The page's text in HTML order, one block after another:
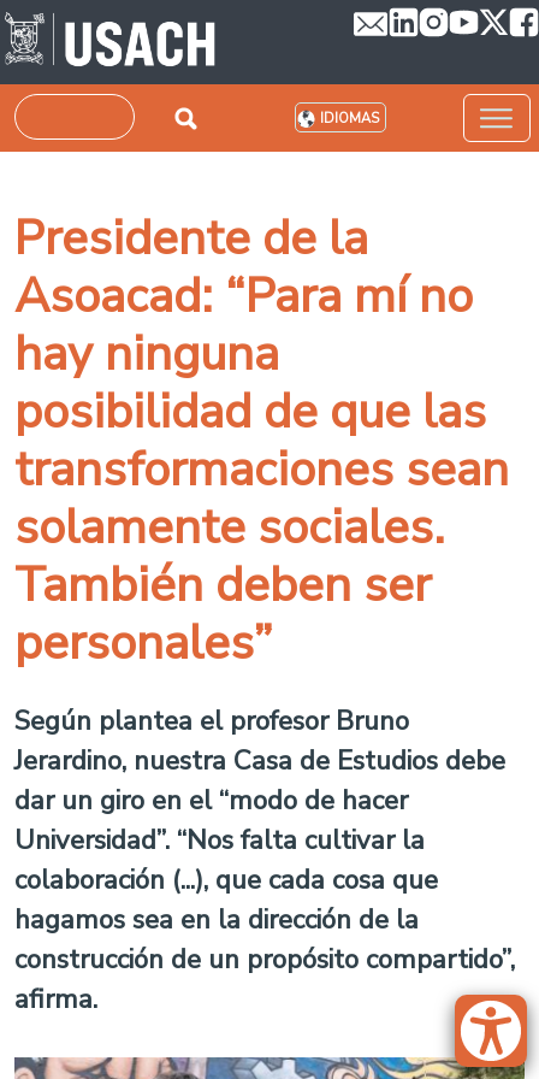
Pasar al contenido principal
Buscar IDIOMAS
Presidente de la
Asoacad: “Para mí no
hay ninguna
posibilidad de que las
transformaciones sean
solamente sociales.
También deben ser
personales”
Según plantea el profesor Bruno
Jerardino, nuestra Casa de Estudios debe
dar un giro en el “modo de hacer
Universidad”. “Nos falta cultivar la
colaboración (...), que cada cosa que
hagamos sea en la dirección de la
construcción de un propósito compartido”,
afirma.